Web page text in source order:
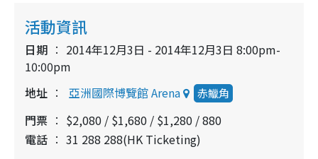
活動資訊
日期
2014年12月3日 - 2014年12月3日 8:00pm-
10:00pm
地址
亞洲國際博覽館 Arena 赤鱲角
門票
$2,080 / $1,680 / $1,280 / 880
電話
31 288 288(HK Ticketing)